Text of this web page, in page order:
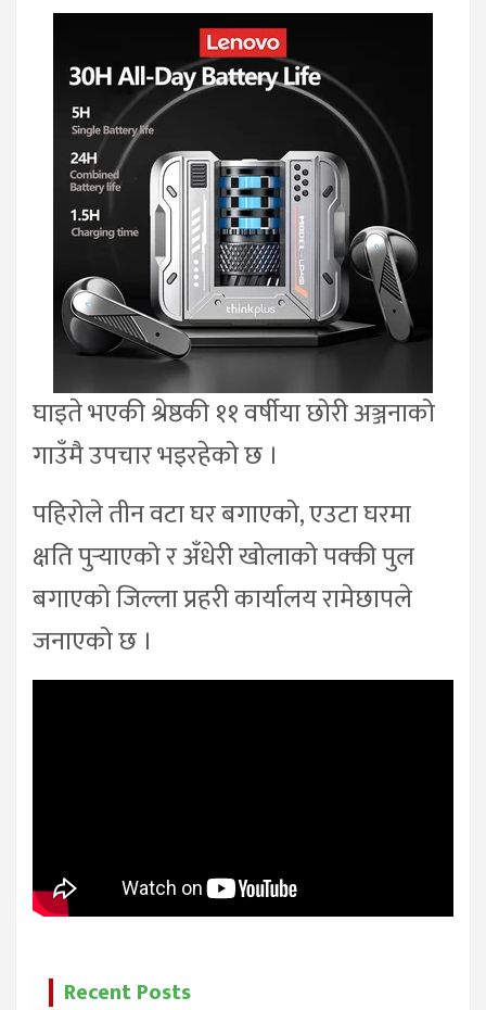
घाइते भएकी श्रेष्ठकी ११ वर्षीया छोरी अञ्जनाको
गाउँमै उपचार भइरहेको छ ।
पहिरोले तीन वटा घर बगाएको, एउटा घरमा
क्षति पुर्‍याएको र अँधेरी खोलाको पक्की पुल
बगाएको जिल्ला प्रहरी कार्यालय रामेछापले
जनाएको छ ।
Recent Posts